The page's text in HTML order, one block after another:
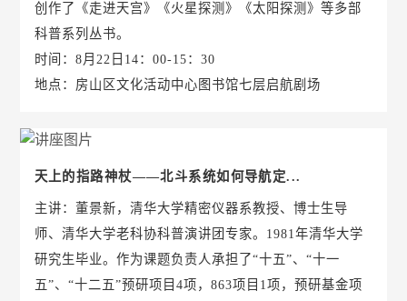
创作了《走进天宫》《火星探测》《太阳探测》等多部
科普系列丛书。
时间：8月22日14：00-15：30
地点：房山区文化活动中心图书馆七层启航剧场
天上的指路神杖——北斗系统如何导航定...
主讲：董景新，清华大学精密仪器系教授、博士生导
师、清华大学老科协科普演讲团专家。1981年清华大学
研究生毕业。作为课题负责人承担了“十五”、“十一
五”、“十二五”预研项目4项，863项目1项，预研基金项